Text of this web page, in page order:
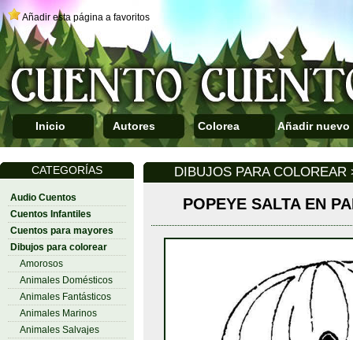
Añadir esta página a favoritos
Inicio Autores Colorea Añadir nuevo
CATEGORÍAS
Audio Cuentos
Cuentos Infantiles
Cuentos para mayores
Dibujos para colorear
Amorosos
Animales Domésticos
Animales Fantásticos
Animales Marinos
Animales Salvajes
DIBUJOS PARA
POPEYE SALTA EN